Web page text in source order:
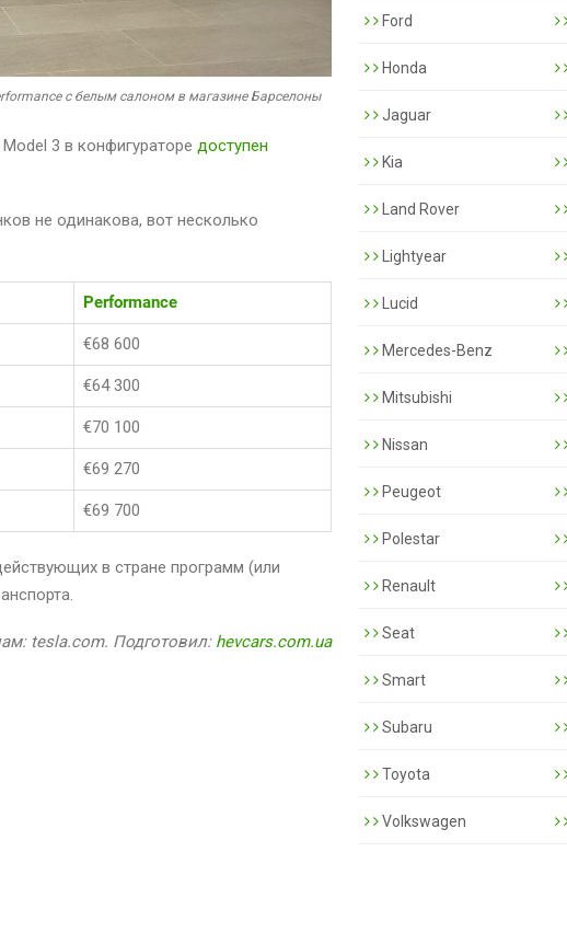
с белым салоном в магазине Барселоны
3 в конфигураторе доступен
не одинакова, вот несколько
Performance
€68 600
€64 300
€70 100
€69 270
€69 700
в стране программ (или
tesla.com. Подготовил: hevcars.com.ua
Ford
Honda
Jaguar
Kia
Land Rover
Lightyear
Lucid
Mercedes-Benz
Mitsubishi
Nissan
Peugeot
Polestar
Renault
Seat
Smart
Subaru
Toyota
Volkswagen